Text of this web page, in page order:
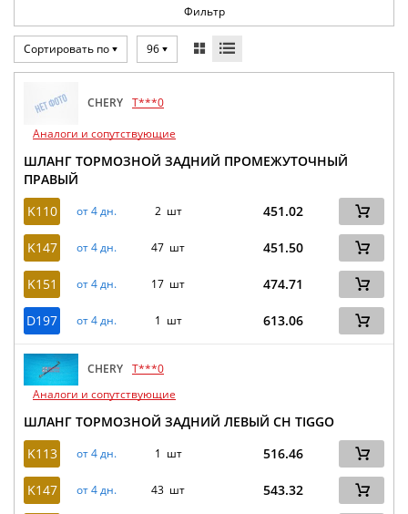
Фильтр
Сортировать по 96
CHERY T***0
Аналоги и сопутствующие
ШЛАНГ ТОРМОЗНОЙ ЗАДНИЙ ПРОМЕЖУТОЧНЫЙ
ПРАВЫЙ
K110
от 4 дн. 2 шт 451.02
K147 от 4 дн. 47 шт 451.50
K151 от 4 дн. 17 шт 474.71
D197 от 4 дн. 1 шт 613.06
CHERY T***0
Аналоги и сопутствующие
ШЛАНГ ТОРМОЗНОЙ ЗАДНИЙ ЛЕВЫЙ CH TIGGO
K113
от 4 дн. 1 шт 516.46
K147 от 4 дн. 43 шт 543.32